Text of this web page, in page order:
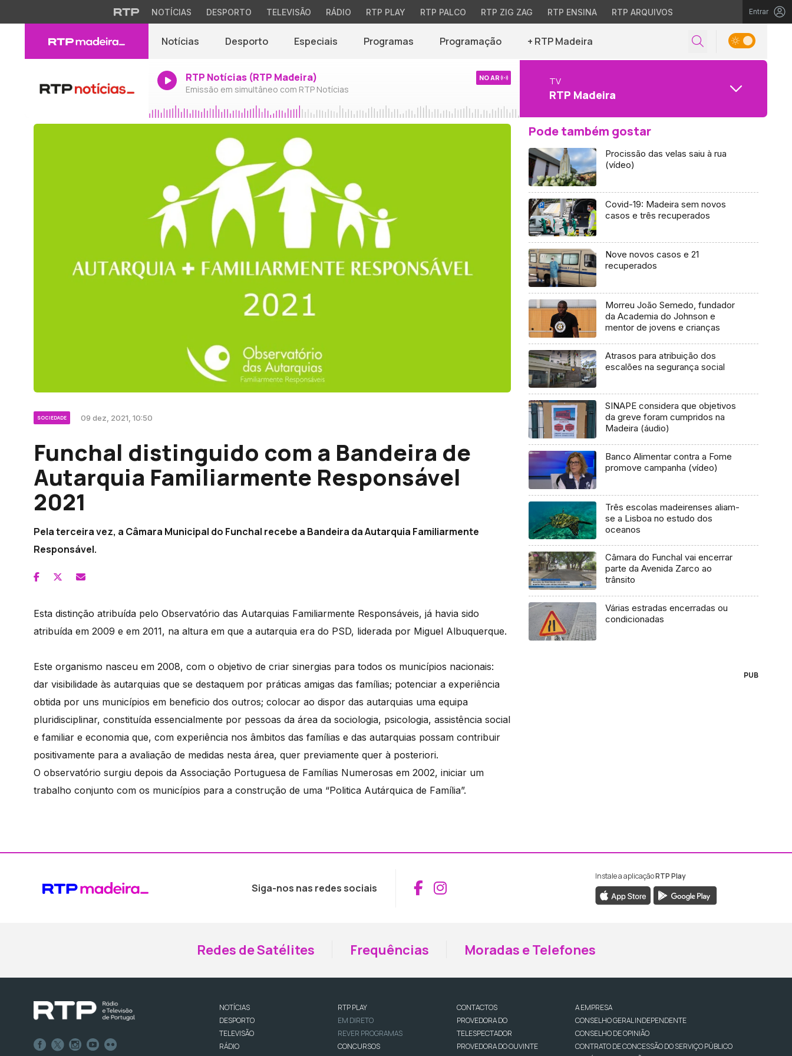
NOTÍCIAS DESPORTO TELEVISÃO RÁDIO RTP PLAY RTP PALCO RTP ZIG ZAG RTP ENSINA RTP ARQUIVOS Entrar
Notícias Desporto Especiais Programas Programação + RTP Madeira
RTP Notícias (RTP Madeira)
Emissão em simultâneo com RTP Notícias
NO AR TV
RTP Madeira
SOCIEDADE 09 dez, 2021, 10:50
Funchal distinguido com a Bandeira de
Autarquia Familiarmente Responsável
2021
Pela terceira vez, a Câmara Municipal do Funchal recebe a Bandeira da Autarquia Familiarmente
Responsável.
Esta distinção atribuída pelo Observatório das Autarquias Familiarmente Responsáveis, já havia sido
atribuída em 2009 e em 2011, na altura em que a autarquia era do PSD, liderada por Miguel Albuquerque.
Este organismo nasceu em 2008, com o objetivo de criar sinergias para todos os municípios nacionais:
dar visibilidade às autarquias que se destaquem por práticas amigas das famílias; potenciar a experiência
obtida por uns municípios em beneficio dos outros; colocar ao dispor das autarquias uma equipa
pluridisciplinar, constituída essencialmente por pessoas da área da sociologia, psicologia, assistência social
e familiar e economia que, com experiência nos âmbitos das famílias e das autarquias possam contribuir
positivamente para a avaliação de medidas nesta área, quer previamente quer à posteriori.
O observatório surgiu depois da Associação Portuguesa de Famílias Numerosas em 2002, iniciar um
trabalho conjunto com os municípios para a construção de uma “Politica Autárquica de Família”.
Pode também gostar
Procissão das velas saiu à rua
(vídeo)
Covid-19: Madeira sem novos
casos e três recuperados
Nove novos casos e 21
recuperados
Morreu João Semedo, fundador
da Academia do Johnson e
mentor de jovens e crianças
Atrasos para atribuição dos
escalões na segurança social
SINAPE considera que objetivos
da greve foram cumpridos na
Madeira (áudio)
Banco Alimentar contra a Fome
promove campanha (vídeo)
Três escolas madeirenses aliam-
se a Lisboa no estudo dos
oceanos
Câmara do Funchal vai encerrar
parte da Avenida Zarco ao
trânsito
Várias estradas encerradas ou
condicionadas
PUB
Siga-nos nas redes sociais Aceder ao Facebook da RTP Madeira
Aceder ao Instagram da RTP Madeira
Instale a aplicaçãoRTP Play
Redes de Satélites Frequências Moradas e Telefones
NOTÍCIAS
DESPORTO
TELEVISÃO
RÁDIO
RTP PLAY
EM DIRETO
REVER PROGRAMAS
CONCURSOS
CONTACTOS
PROVEDORA DO
TELESPECTADOR
PROVEDORA DO OUVINTE
A EMPRESA
CONSELHO GERAL INDEPENDENTE
CONSELHO DE OPINIÃO
CONTRATO DE CONCESSÃO DO SERVIÇO PÚBLICO